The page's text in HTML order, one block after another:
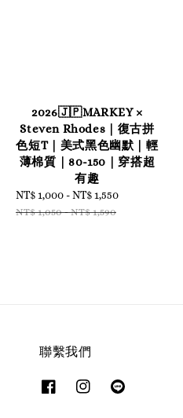
2026🇯🇵MARKEY ×
Steven Rhodes｜復古拼
色短T｜美式黑色幽默｜輕
薄棉質｜80-150｜穿搭超
有趣
Sale
price
NT$ 1,000 -NT$ 1,550
NT$ 1,050-NT$ 1,590
聯繫我們